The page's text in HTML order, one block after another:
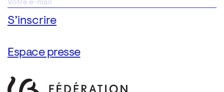
Espace presse